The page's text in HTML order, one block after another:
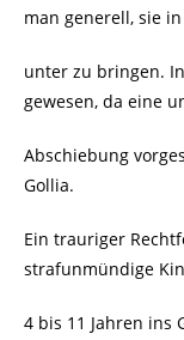
man generell, sie
unter zu bringen.
gewesen, da eine
Abschiebung
Gollia.
Ein trauriger
strafunmündige
4 bis 11 Jahren ins